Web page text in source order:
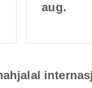
aug.